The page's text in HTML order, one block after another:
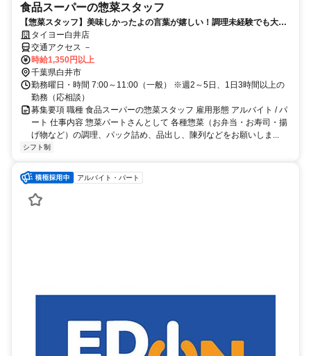
食品スーパーの惣菜スタッフ
【惣菜スタッフ】美味しかったよの言葉が嬉しい！調理未経験でも大歓
迎 シフトの融通OK 主婦さん活躍中
タイヨー白井店
交通アクセス －
時給1,350円以上
千葉県白井市
勤務曜日・時間 7:00～11:00（一般） ※週2～5日、1日3時間以上の
勤務（応相談）
募集要項 職種 食品スーパーの惣菜スタッフ 雇用形態 アルバイト / パ
ート 仕事内容 惣菜パートさんとして 各種惣菜（お弁当・お寿司・揚
げ物など）の調理、パック詰め、品出し、陳列などをお願いしま...
シフト制
アルバイト・パート